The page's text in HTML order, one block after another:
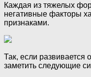
Каждая из тяжелых
негативные факторы
признаками.
Так, если развивается
заметить следующие